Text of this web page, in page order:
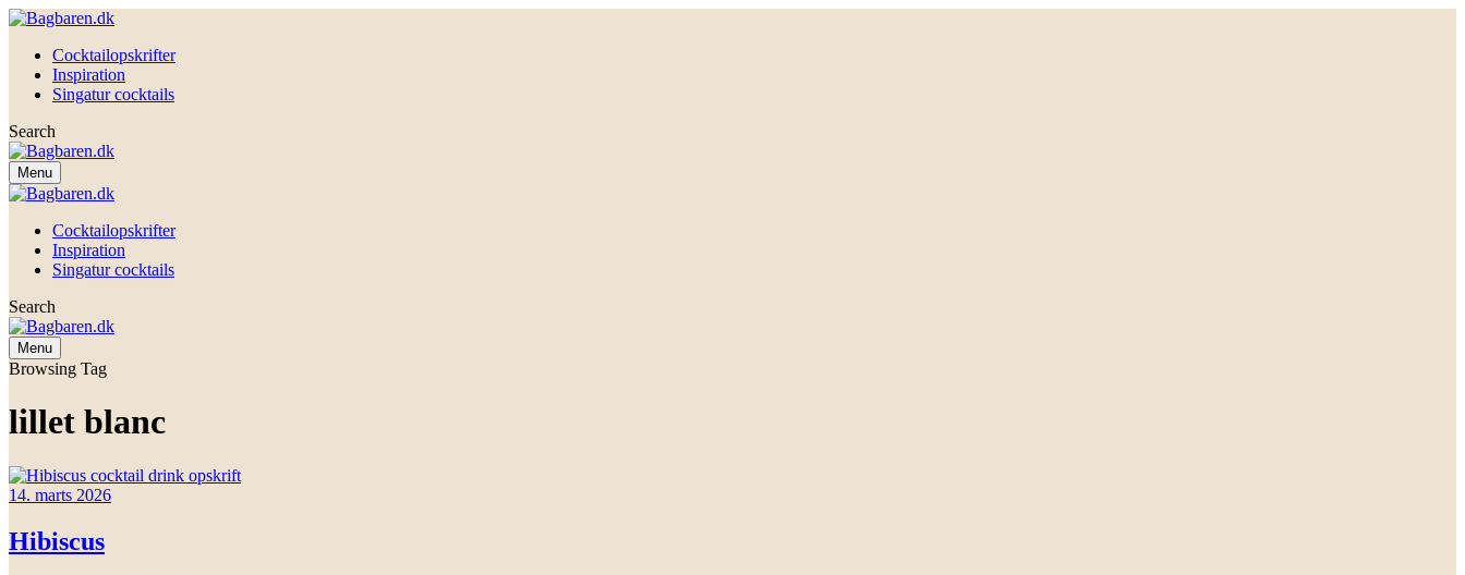
Cocktailopskrifter
Inspiration
Singatur cocktails
Search
Menu
Cocktailopskrifter
Inspiration
Singatur cocktails
Search
Menu
Browsing Tag
lillet blanc
14. marts 2026
Hibiscus